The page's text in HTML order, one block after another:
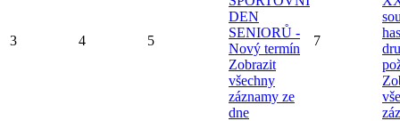
3 4 5
DEN
SENIORŮ -
Nový termín
Zobrazit
všechny
záznamy ze
dne
7